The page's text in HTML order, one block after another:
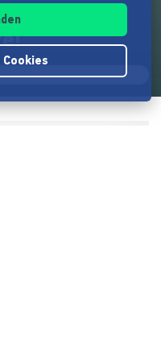
- Wir
Cookies